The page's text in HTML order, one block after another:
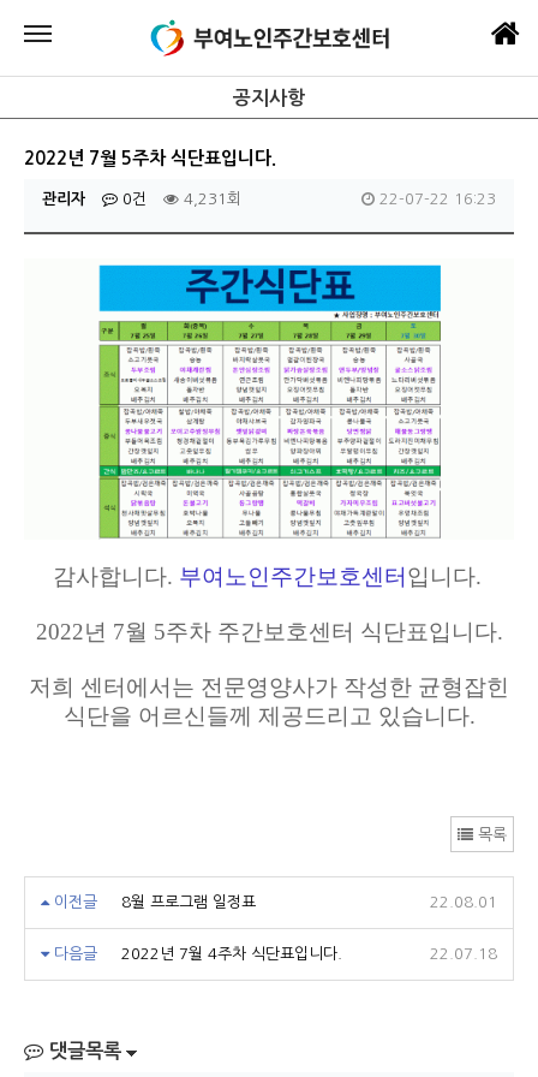
공지사항
2022년 7월 5주차 식단표입니다.
관리자 0건 4,231회 22-07-22 16:23
감사합니다. 부여노인주간보호센터입니다.
2022년 7월 5주차 주간보호센터 식단표입니다.
저희 센터에서는 전문영양사가 작성한 균형잡힌
식단을 어르신들께 제공드리고 있습니다.
목록
이전글 8월 프로그램 일정표 22.08.01
다음글 2022년 7월 4주차 식단표입니다. 22.07.18
댓글목록